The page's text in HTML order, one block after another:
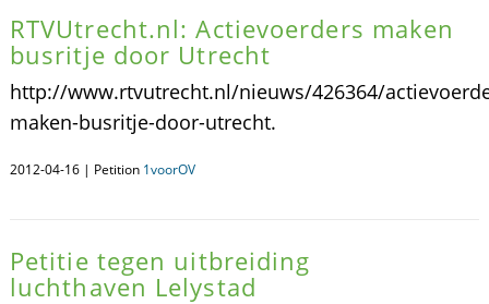
RTVUtrecht.nl: Actievoerders maken
busritje door Utrecht
http://www.rtvutrecht.nl/nieuws/426364/
maken-busritje-door-utrecht.
2012-04-16 | Petition 1voorOV
Petitie tegen uitbreiding
luchthaven Lelystad